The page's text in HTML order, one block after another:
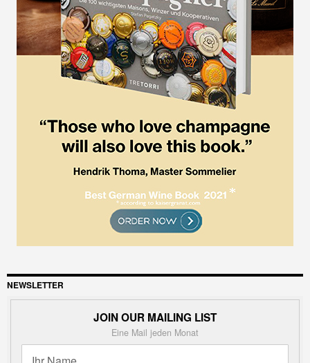
NEWSLETTER
JOIN OUR MAILING LIST
Eine Mail jeden Monat